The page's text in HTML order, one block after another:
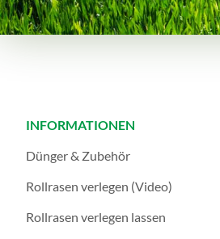
INFORMATIONEN
Dünger & Zubehör
Rollrasen verlegen (Video)
Rollrasen verlegen lassen